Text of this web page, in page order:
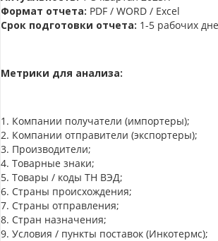
Формат отчета: PDF / WORD / Excel
Срок подготовки отчета: 1-5 рабочих
Метрики для анализа:
1. Компании получатели (импортеры);
2. Компании отправители (экспортеры);
3. Производители;
4. Товарные знаки;
5. Товары / коды ТН ВЭД;
6. Страны происхождения;
7. Страны отправления;
8. Стран назначения;
9. Условия / пункты поставок (Инкотермс);